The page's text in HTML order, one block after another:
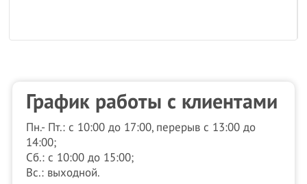
График работы с клиентами
Пн.- Пт.: с 10:00 до 17:00, перерыв с 13:00 до
14:00;
Сб.: с 10:00 до 15:00;
Вс.: выходной.